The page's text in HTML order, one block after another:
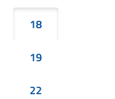
18
19
22